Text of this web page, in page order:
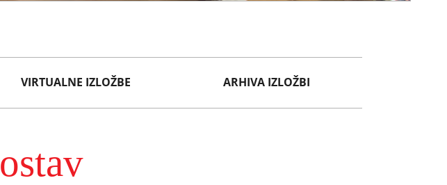
VIRTUALNE IZLOŽBE ARHIVA IZLOŽBI